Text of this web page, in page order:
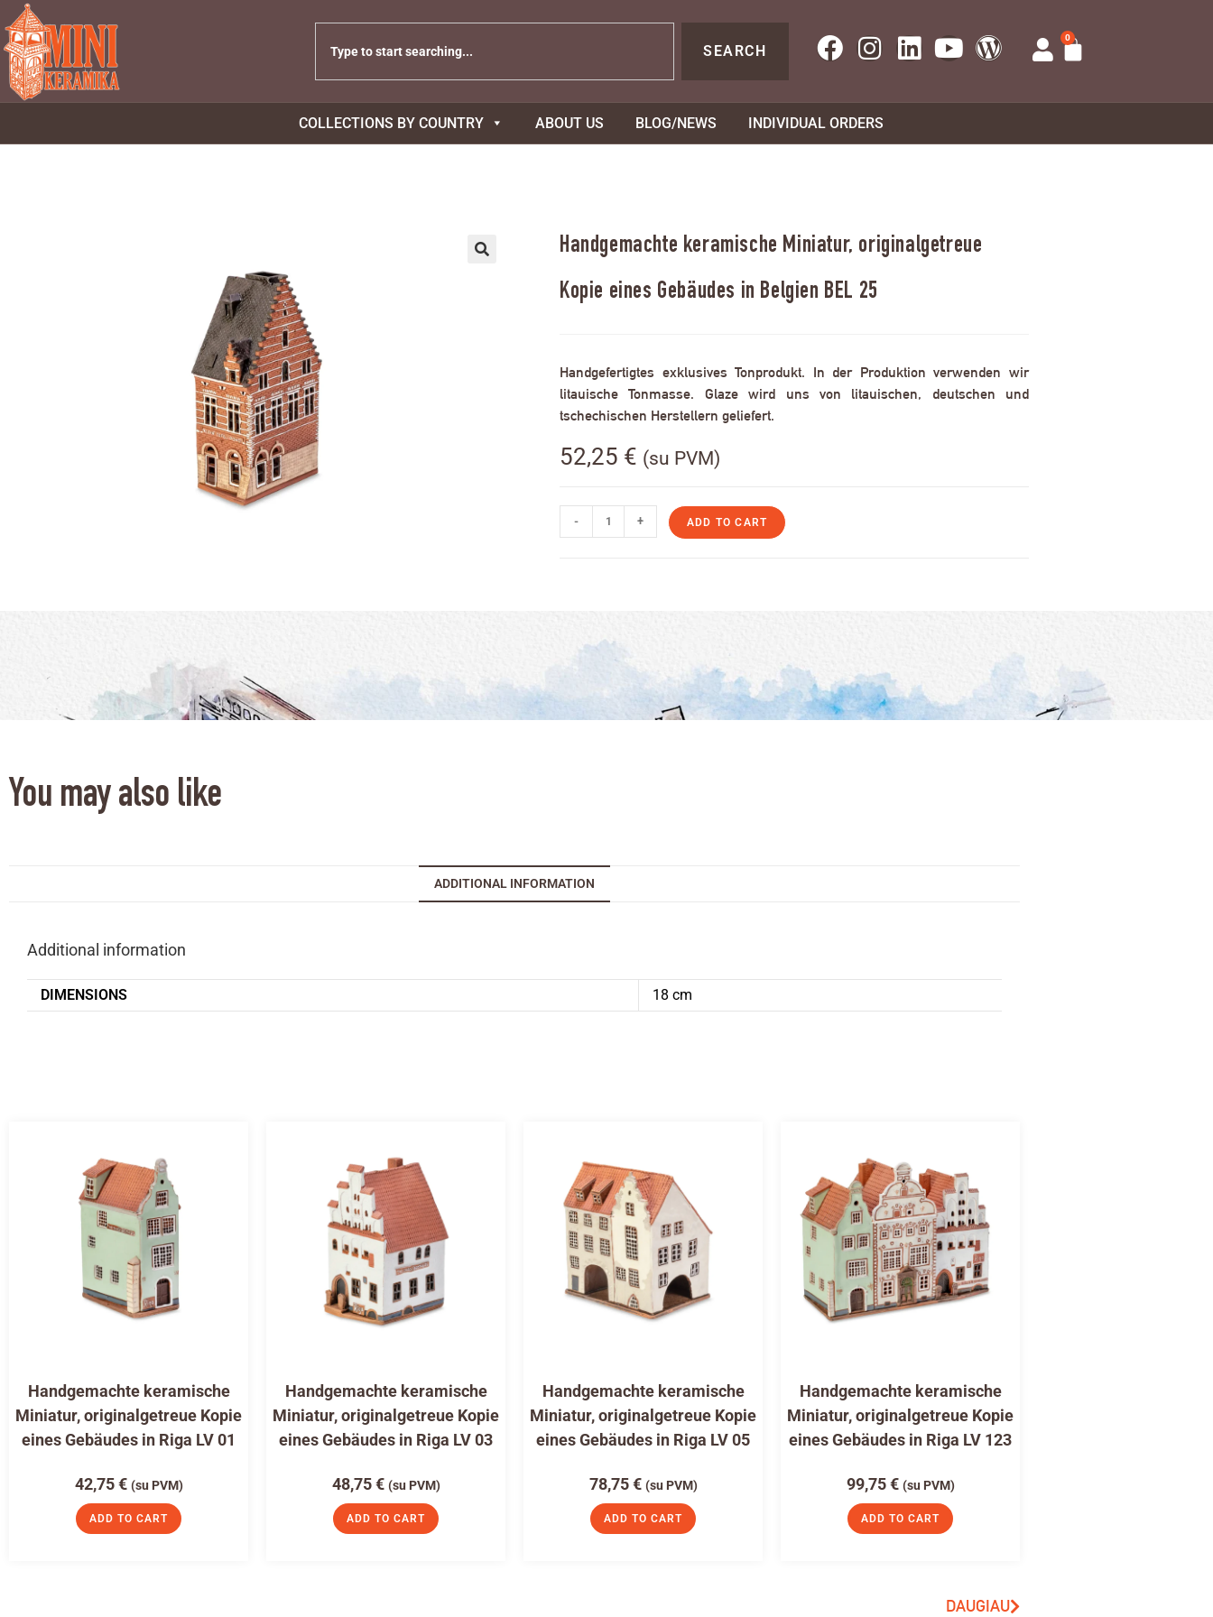
SEARCH
0
COLLECTIONS BY COUNTRY ABOUT US BLOG/NEWS INDIVIDUAL ORDERS
Handgemachte keramische Miniatur, originalgetreue
Kopie eines Gebäudes in Belgien BEL 25
Handgefertigtes exklusives Tonprodukt. In der Produktion verwenden wir
litauische Tonmasse. Glaze wird uns von litauischen, deutschen und
tschechischen Herstellern geliefert.
52,25 € (su PVM)
- + ADD TO CART
You may also like
ADDITIONAL INFORMATION
Additional information
DIMENSIONS 18 cm
Handgemachte keramische
Miniatur, originalgetreue Kopie
eines Gebäudes in Riga LV 01
42,75€ (su PVM)
ADD TO CART
Handgemachte keramische
Miniatur, originalgetreue Kopie
eines Gebäudes in Riga LV 03
48,75€ (su PVM)
ADD TO CART
Handgemachte keramische
Miniatur, originalgetreue Kopie
eines Gebäudes in Riga LV 05
78,75€ (su PVM)
ADD TO CART
Handgemachte keramische
Miniatur, originalgetreue Kopie
eines Gebäudes in Riga LV 123
99,75€ (su PVM)
ADD TO CART
DAUGIAU